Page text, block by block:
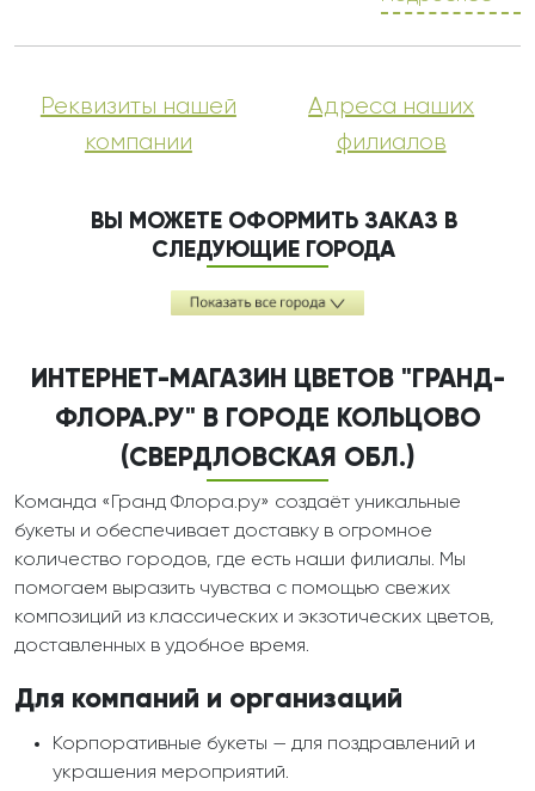
Реквизиты нашей
компании
Адреса наших
филиалов
ВЫ МОЖЕТЕ ОФОРМИТЬ ЗАКАЗ В
СЛЕДУЮЩИЕ ГОРОДА
ИНТЕРНЕТ-МАГАЗИН ЦВЕТОВ "ГРАНД-
ФЛОРА.РУ" В ГОРОДЕ КОЛЬЦОВО
(СВЕРДЛОВСКАЯ ОБЛ.)
Команда «Гранд Флора.ру» создаёт уникальные
букеты и обеспечивает доставку в огромное
количество городов, где есть наши филиалы. Мы
помогаем выразить чувства с помощью свежих
композиций из классических и экзотических цветов,
доставленных в удобное время.
Для компаний и организаций
Корпоративные букеты — для поздравлений и
украшения мероприятий.